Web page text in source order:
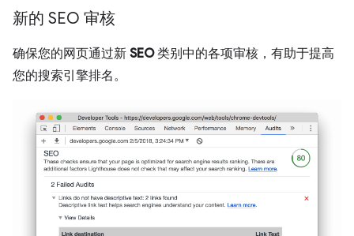
新的 SEO 审核
确保您的网页通过新 SEO类别中的各项审核，有助于提高
您的搜索引擎排名。